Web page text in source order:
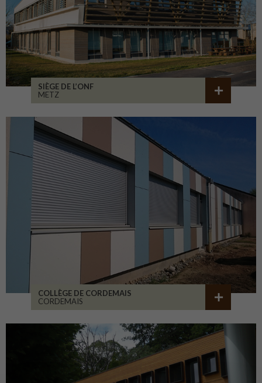
SIÈGE DE L’ONF
METZ
COLLÈGE DE CORDEMAIS
CORDEMAIS